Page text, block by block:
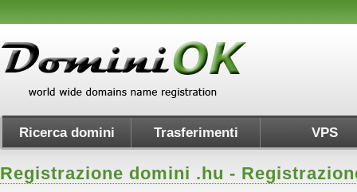
Ricerca domini Trasferimenti VPS
Registrazione domini .hu -